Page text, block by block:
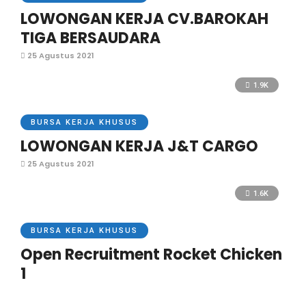
LOWONGAN KERJA CV.BAROKAH
TIGA BERSAUDARA
25 Agustus 2021
1.9K
BURSA KERJA KHUSUS
LOWONGAN KERJA J&T CARGO
25 Agustus 2021
1.6K
BURSA KERJA KHUSUS
Open Recruitment Rocket Chicken
1